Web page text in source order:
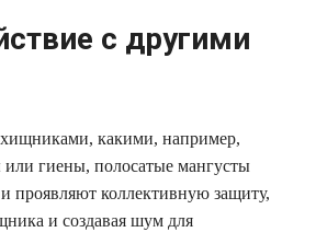
с другими
какими, например,
или гиены, полосатые мангусты
проявляют коллективную защиту,
и создавая шум для